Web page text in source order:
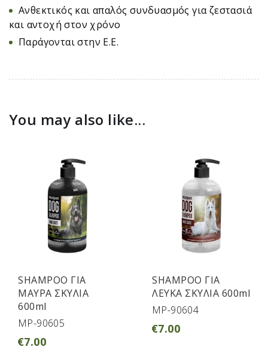
Ανθεκτικός και απαλός συνδυασμός για ζεστασιά
και αντοχή στον χρόνο
Παράγονται στην Ε.Ε.
You may also like...
SHAMPOO ΓΙΑ
ΜΑΥΡΑ ΣΚΥΛΙΑ
600ml
MP-90605
€7.00
SHAMPOO ΓΙΑ
ΛΕΥΚΑ ΣΚΥΛΙΑ 600ml
MP-90604
€7.00